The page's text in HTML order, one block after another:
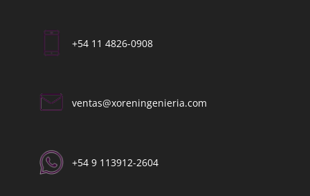
+54 11 4826-0908
ventas@xoreningenieria.com​
+54 9 113912-2604​